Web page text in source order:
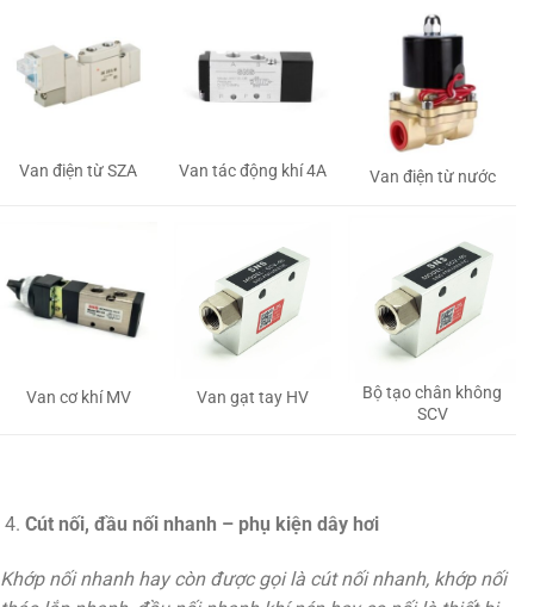
Van điện từ SZA Van tác động khí 4A Van điện từ nước
Van cơ khí MV Van gạt tay HV
Bộ tạo chân không
SCV
Cút nối, đầu nối nhanh – phụ kiện dây hơi
Khớp nối nhanh hay còn được gọi là cút nối nhanh, khớp nối